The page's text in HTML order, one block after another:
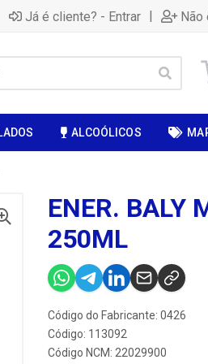
Já é cliente? - Entrar | Não
ALCOÓLICOS
ENER. BALY
250ML
Código do Fabricante: 0426
Código: 113092
Código NCM: 22029900